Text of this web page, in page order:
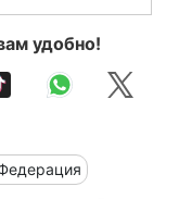
удобно!